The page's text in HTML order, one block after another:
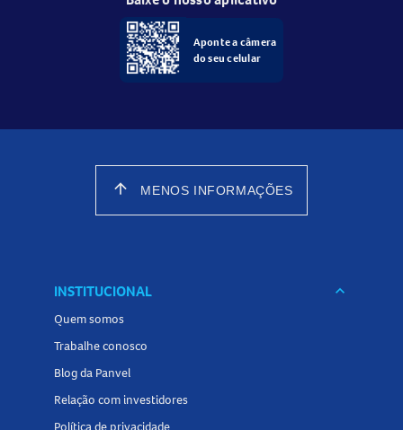
Aponte a câmera
do seu celular
arrow_upward MENOS INFORMAÇÕES
INSTITUCIONAL keyboard_arrow_down
Quem somos
Trabalhe conosco
Blog da Panvel
Relação com investidores
Política de privacidade